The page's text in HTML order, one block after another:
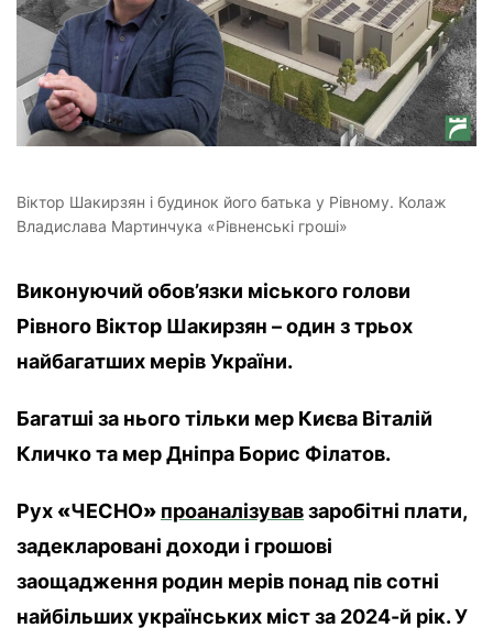
Віктор Шакирзян і будинок його батька у Рівному. Колаж
Владислава Мартинчука «Рівненські гроші»
Виконуючий обов’язки міського голови
Рівного Віктор Шакирзян – один з трьох
найбагатших мерів України.
Багатші за нього тільки мер Києва Віталій
Кличко та мер Дніпра Борис Філатов.
Рух «ЧЕСНО» проаналізувавзаробітні плати,
задекларовані доходи і грошові
заощадження родин мерів понад пів сотні
найбільших українських міст за 2024-й рік. У